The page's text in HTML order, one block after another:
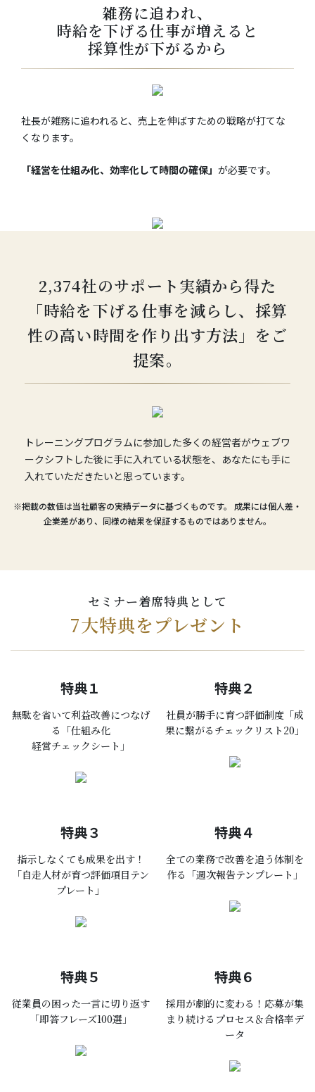
雑務に追われ、
時給を下げる仕事が増えると
採算性が下がるから
社長が雑務に追われると、売上を伸ばすための戦略が打てな
くなります。
「経営を仕組み化、効率化して時間の確保」 が必要です。
2,374社のサポート実績から得た
「時給を下げる仕事を減らし、採算
性の高い時間を作り出す方法」をご
提案。
トレーニングプログラムに参加した多くの経営者がウェブワ
ークシフトした後に手に入れている状態を、あなたにも手に
入れていただきたいと思っています。
※掲載の数値は当社顧客の実績データに基づくものです。 成果には個人差・
企業差があり、同様の結果を保証するものではありません。
セミナー着席特典として
7大特典をプレゼント
特典１
無駄を省いて利益改善につなげ
る「仕組み化
経営チェックシート」
特典２
社員が勝手に育つ評価制度「成
果に繋がるチェックリスト20」
特典３
指示しなくても成果を出す！
「自走人材が育つ評価項目テン
プレート」
特典４
全ての業務で改善を追う体制を
作る「週次報告テンプレート」
特典５
従業員の困った一言に切り返す
「即答フレーズ100選」
特典６
採用が劇的に変わる！応募が集
まり続けるプロセス＆合格率デ
ータ